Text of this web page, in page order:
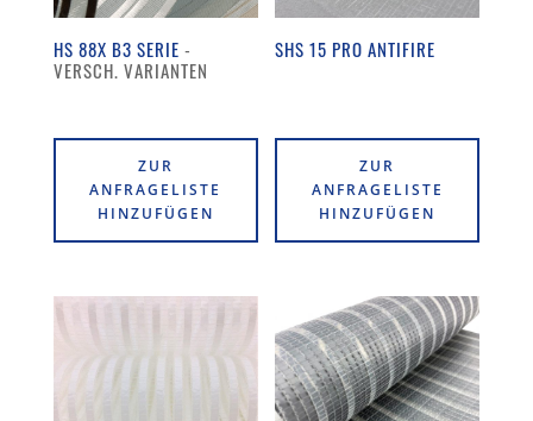
HS 88X B3 SERIE
ZUR
ANFRAGELISTE
HINZUFÜGEN
SHS 15 PRO ANTIFIRE
ZUR
ANFRAGELISTE
HINZUFÜGEN